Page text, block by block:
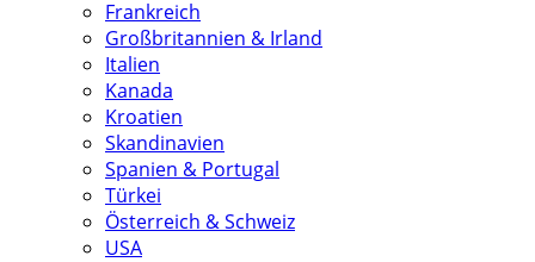
Frankreich
Großbritannien & Irland
Italien
Kanada
Kroatien
Skandinavien
Spanien & Portugal
Türkei
Österreich & Schweiz
USA